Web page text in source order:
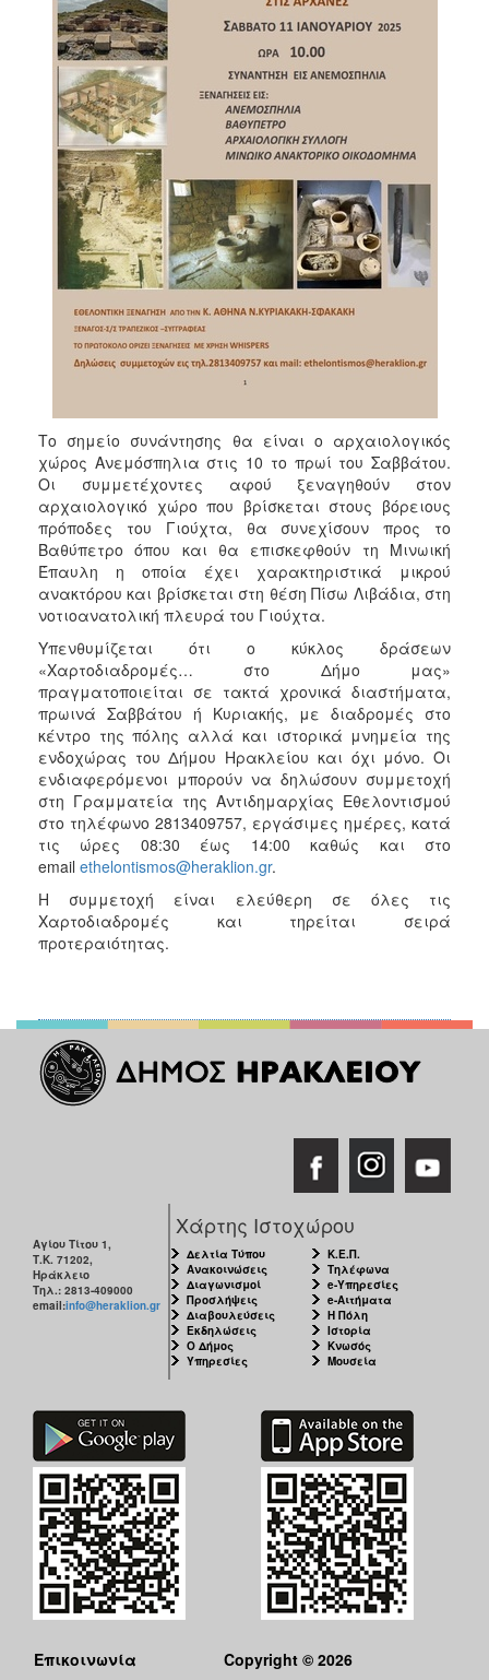
ΔΗΜΟΤΗΣ
ΕΠΙΣΚΕΠΤΗΣ
ΗΡΑΚΛΕΙΟ
Το σημείο συνάντησης θα είναι ο αρχαιολογικός
χώρος Ανεμόσπηλια στις 10 το πρωί του Σαββάτου.
Οι συμμετέχοντες αφού ξεναγηθούν στον
αρχαιολογικό χώρο που βρίσκεται στους βόρειους
πρόποδες του Γιούχτα, θα συνεχίσουν προς το
Bαθύπετρο όπου και θα επισκεφθούν τη Μινωική
Έπαυλη η οποία έχει χαρακτηριστικά μικρού
ανακτόρου και βρίσκεται στη θέση Πίσω Λιβάδια, στη
νοτιοανατολική πλευρά του Γιούχτα.
Υπενθυμίζεται ότι ο κύκλος δράσεων
«Χαρτοδιαδρομές… στο Δήμο μας»
πραγματοποιείται σε τακτά χρονικά διαστήματα,
πρωινά Σαββάτου ή Κυριακής, με διαδρομές στο
κέντρο της πόλης αλλά και ιστορικά μνημεία της
ενδοχώρας του Δήμου Ηρακλείου και όχι μόνο. Οι
ενδιαφερόμενοι μπορούν να δηλώσουν συμμετοχή
στη Γραμματεία της Αντιδημαρχίας Εθελοντισμού
στο τηλέφωνο 2813409757, εργάσιμες ημέρες, κατά
τις ώρες 08:30 έως 14:00 καθώς και στο
email ethelontismos@heraklion.gr.
Η συμμετοχή είναι ελεύθερη σε όλες τις
Χαρτοδιαδρομές και τηρείται σειρά
προτεραιότητας.
Αγίου Τίτου 1,
Τ.Κ. 71202,
Ηράκλειο
Τηλ.: 2813-409000
email:info@heraklion.gr
Χάρτης Ιστοχώρου
Δελτία Τύπου
Ανακοινώσεις
Διαγωνισμοί
Προσλήψεις
Διαβουλεύσεις
Εκδηλώσεις
Ο Δήμος
Υπηρεσίες
Κ.Ε.Π.
Τηλέφωνα
e-Υπηρεσίες
e-Αιτήματα
Η Πόλη
Ιστορία
Κνωσός
Μουσεία
Επικοινωνία Copyright © 2026